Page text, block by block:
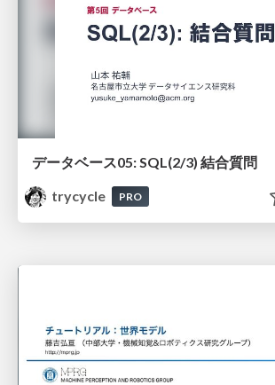
データベース05: SQL(2/3) 結合質問
trycycle
PRO